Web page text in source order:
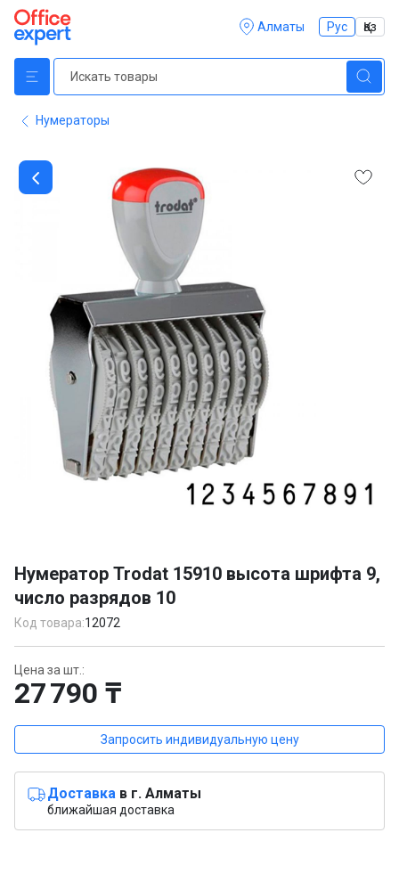
Алматы Рус Қаз
Нумераторы
of
1
Нумератор Trodat 15910 высота шрифта 9,
число разрядов 10
Код товара:12072
Цена за шт.:
27 790 ₸
Запросить индивидуальную цену
Доставка в г. Алматы
ближайшая доставка